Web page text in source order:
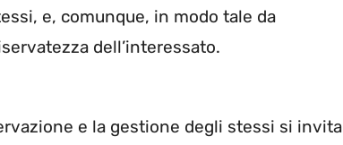
e, comunque, in modo tale da
dell’interessato.
e la gestione degli stessi si invita